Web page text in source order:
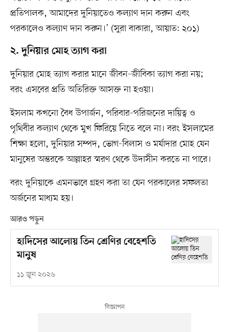
প্রতিপালক, আমাদের দুনিয়াতেও কল্যাণ দান করুন এবং
পরকালেও কল্যাণ দান করুন।’ (সুরা বাকারা, আয়াত: ২০১)
২. দুনিয়ার মোহ ত্যাগ করা
দুনিয়ার মোহ ত্যাগ করার মানে জীবন-জীবিকা ত্যাগ করা নয়;
বরং এসবের প্রতি অতিরিক্ত আসক্ত না হওয়া।
ইসলাম কখনো বৈধ উপার্জন, পরিবার-পরিজনের দায়িত্ব ও
পৃথিবীর কল্যাণ থেকে মুখ ফিরিয়ে নিতে বলে না। বরং ইসলামের
শিক্ষা হলো, দুনিয়ার সম্পদ, ভোগ-বিলাস ও মর্যাদার মোহ যেন
মানুষের অন্তরকে আল্লাহর স্মরণ থেকে উদাসীন করতে না পারে।
বরং দুনিয়াকে এমনভাবে গ্রহণ করা তা যেন পরকালের সফলতা
অর্জনের মাধ্যম হয়।
আরও পড়ুন
হাদিসের আলোয় তিন শ্রেণির বেহেশতি
মানুষ
১১ জুন ২০২৬